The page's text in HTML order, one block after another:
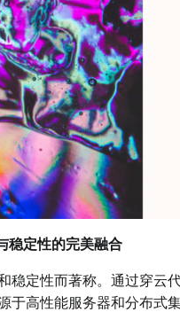
稳定性的完美融合
定性而著称。通过穿云代
于高性能服务器和分布式